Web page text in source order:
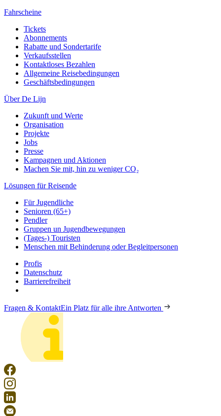
Fahrscheine
Tickets
Abonnements
Rabatte und Sondertarife
Verkaufsstellen
Kontaktloses Bezahlen
Allgemeine Reisebedingungen
Geschäftsbedingungen
Über De Lijn
Zukunft und Werte
Organisation
Projekte
Jobs
Presse
Kampagnen und Aktionen
Machen Sie mit, hin zu weniger CO₂
Lösungen für Reisende
Für Jugendliche
Senioren (65+)
Pendler
Gruppen un Jugendbewegungen
(Tages-) Touristen
Menschen mit Behinderung oder Begleitpersonen
Profis
Datenschutz
Barrierefreiheit
Fragen & KontaktEin Platz für alle ihre Antworten